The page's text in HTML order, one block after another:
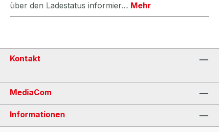
über den Ladestatus informier… Mehr
Kontakt
MediaCom
Informationen